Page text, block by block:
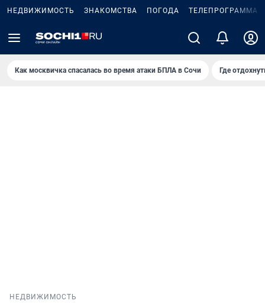
НЕДВИЖИМОСТЬ ЗНАКОМСТВА ПОГОДА ТЕЛЕПРОГРАММА
Как москвичка спасалась во время атаки БПЛА в Сочи Где
НЕДВИЖИМОСТЬ